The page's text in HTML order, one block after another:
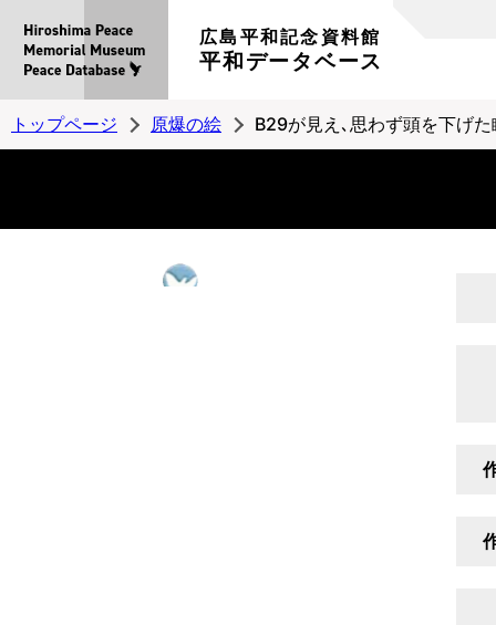
広島平和記念資料館
平和データベース
トップページ 原爆の絵 B29が見え､思わず頭を下げ